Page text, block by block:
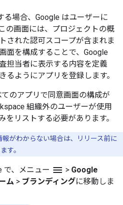
る場合、Google はユーザーに
の画面には、プロジェクトの概
された認可スコープが含まれま
面を構成することで、Google
担当者に表示する内容を定義
るようにアプリを登録します。
のアプリで同意画面の構成が
組織外のユーザーが使用
をリストする必要があります。
がわからない場合は、リリース前に
す。
で、メニュー menu > Google
ム > ブランディングに移動しま